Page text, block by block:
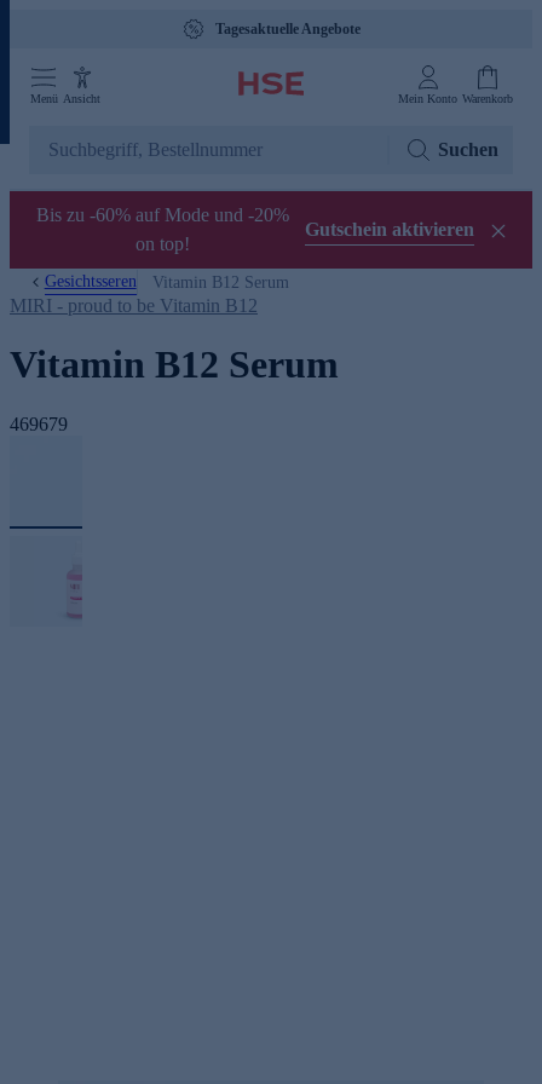
Tagesaktuelle Angebote
Menü Ansicht Mein Konto Warenkorb
Suchen
Bis zu -60% auf Mode und -20%
on top!
Gutschein aktivieren
Gesichtsseren Vitamin B12 Serum
MIRI - proud to be Vitamin B12
Vitamin B12 Serum
469679